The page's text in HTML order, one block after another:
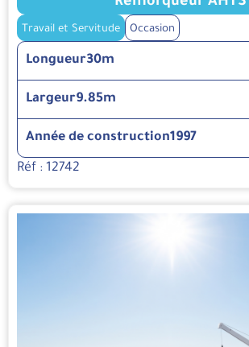
Travail et Servitude Occasion
Longueur30m
Largeur9.85m
Année de construction1997
Réf : 12742